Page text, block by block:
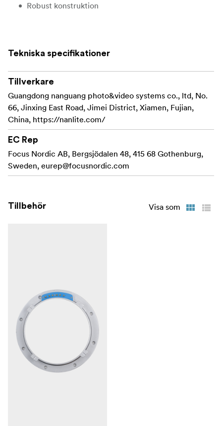
Robust konstruktion
bärväska
Tekniska specifikationer
Tillverkare
Guangdong nanguang photo&video systems co., ltd, No.
66, Jinxing East Road, Jimei District, Xiamen, Fujian,
China, https://nanlite.com/
EC Rep
Focus Nordic AB, Bergsjödalen 48, 415 68 Gothenburg,
Sweden, eurep@focusnordic.com
Tillbehör Visa som